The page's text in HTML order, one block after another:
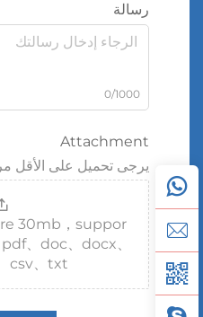
رسالة
0/1000
Attachment
يرجى تحميل على الأقل
30mb，suppor
、doc、docx、
csv、txt